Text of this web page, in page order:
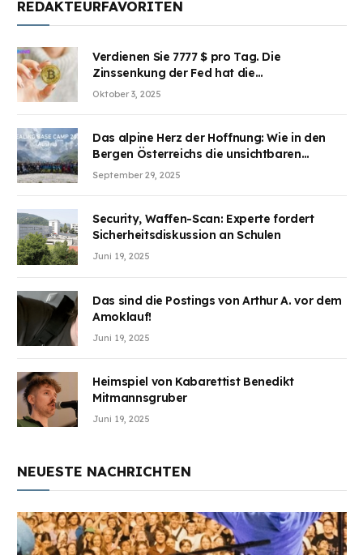
REDAKTEURFAVORITEN
Verdienen Sie 7777 $ pro Tag. Die
Zinssenkung der Fed hat die
Aufmerksamkeit des Marktes erregt.
Oktober 3, 2025
Das alpine Herz der Hoffnung: Wie in den
Bergen Österreichs die unsichtbaren
Wunden des Kriegesheilen
September 29, 2025
Security, Waffen-Scan: Experte fordert
Sicherheitsdiskussion an Schulen
Juni 19, 2025
Das sind die Postings von Arthur A. vor dem
Amoklauf!
Juni 19, 2025
Heimspiel von Kabarettist Benedikt
Mitmannsgruber
Juni 19, 2025
NEUESTE NACHRICHTEN